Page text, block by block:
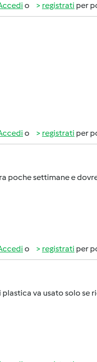
o registrati per
o registrati per
poche settimane e
o registrati per
va usato solo se